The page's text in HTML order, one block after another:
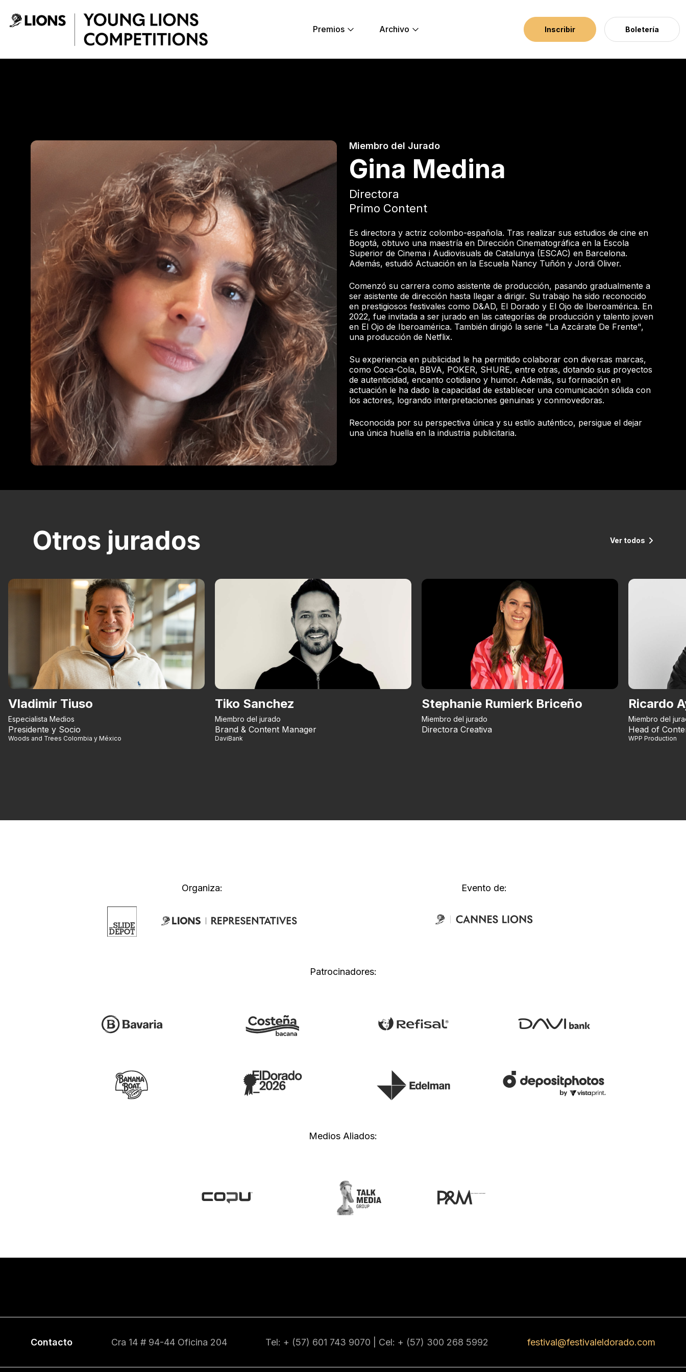
Premios
Archivo Inscribir Boletería
Miembro del Jurado
Gina Medina
Directora
Primo Content
Es directora y actriz colombo-española. Tras realizar sus estudios de cine en
Bogotá, obtuvo una maestría en Dirección Cinematográfica en la Escola
Superior de Cinema i Audiovisuals de Catalunya (ESCAC) en Barcelona.
Además, estudió Actuación en la Escuela Nancy Tuñón y Jordi Oliver.
Comenzó su carrera como asistente de producción, pasando gradualmente a
ser asistente de dirección hasta llegar a dirigir. Su trabajo ha sido reconocido
en prestigiosos festivales como D&AD, El Dorado y El Ojo de Iberoamérica. En
2022, fue invitada a ser jurado en las categorías de producción y talento joven
en El Ojo de Iberoamérica. También dirigió la serie "La Azcárate De Frente",
una producción de Netflix.
Su experiencia en publicidad le ha permitido colaborar con diversas marcas,
como Coca-Cola, BBVA, POKER, SHURE, entre otras, dotando sus proyectos
de autenticidad, encanto cotidiano y humor. Además, su formación en
actuación le ha dado la capacidad de establecer una comunicación sólida con
los actores, logrando interpretaciones genuinas y conmovedoras.
Reconocida por su perspectiva única y su estilo auténtico, persigue el dejar
una única huella en la industria publicitaria.
Otros jurados Ver todos
Vladimir Tiuso
Especialista Medios
Presidente y Socio
Woods and Trees Colombia y México
Tiko Sanchez
Miembro del jurado
Brand & Content Manager
DaviBank
Stephanie Rumierk Briceño
Miembro del jurado
Directora Creativa
Ricardo
Miembro del
Head of
WPP Production
Organiza: Evento de:
Patrocinadores:
Medios Aliados:
Contacto Cra 14 # 94-44 Oficina 204 Tel: + (57) 601 743 9070 | Cel: + (57) 300 268 5992 festival@festivaleldorado.com